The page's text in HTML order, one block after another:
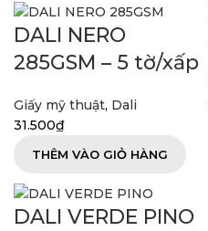
DALI NERO
285GSM – 5 tờ/xấp
Giấy mỹ thuật, Dali
31.500₫
THÊM VÀO GIỎ HÀNG
DALI VERDE PINO